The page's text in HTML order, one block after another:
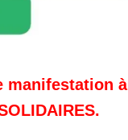
manifestation à